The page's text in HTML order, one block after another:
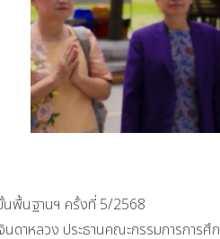
พื้นฐานฯ ครั้งที่ 5/2568
าหลวง ประธานคณะกรรมการการ